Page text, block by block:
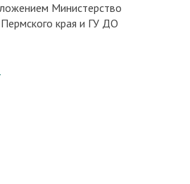
Министерство
края и ГУ ДО